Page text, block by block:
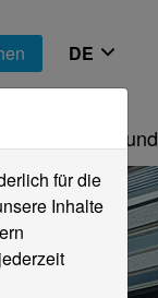
Forschung
für die
Inhalte